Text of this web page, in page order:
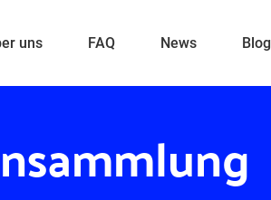
uns FAQ News Blog